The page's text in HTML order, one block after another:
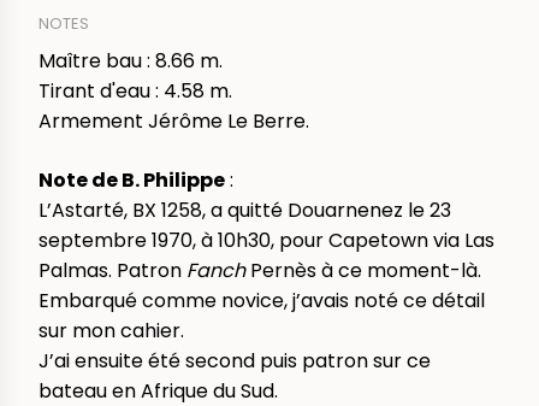
NOTES
Maître bau : 8.66 m.
Tirant d'eau : 4.58 m.
Armement Jérôme Le Berre.
Note de B. Philippe:
L’Astarté, BX 1258, a quitté Douarnenez le 23
septembre 1970, à 10h30, pour Capetown via Las
Palmas. Patron FanchPernès à ce moment-là.
Embarqué comme novice, j’avais noté ce détail
sur mon cahier.
J’ai ensuite été second puis patron sur ce
bateau en Afrique du Sud.